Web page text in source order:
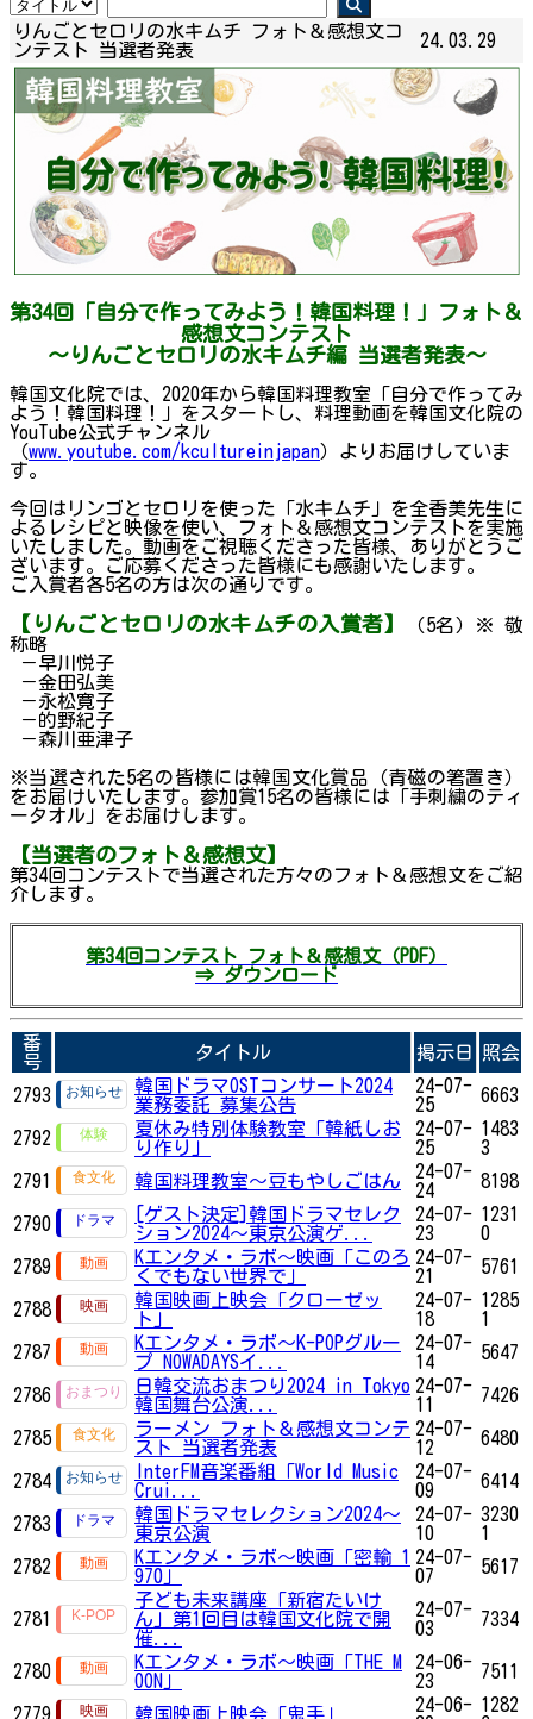
りんごとセロリの水キムチ フォト＆感想文コ
ンテスト 当選者発表
24.03.29
第34回「自分で作ってみよう！韓国料理！」フォト＆
感想文コンテスト
～りんごとセロリの水キムチ編 当選者発表～
韓国文化院では、2020年から韓国料理教室「自分で作ってみ
よう！韓国料理！」をスタートし、料理動画を韓国文化院の
YouTube公式チャンネル
（www.youtube.com/kcultureinjapan）よりお届けしていま
す。
今回はリンゴとセロリを使った「水キムチ」を全香美先生に
よるレシピと映像を使い、フォト＆感想文コンテストを実施
いたしました。動画をご視聴くださった皆様、ありがとうご
ざいます。ご応募くださった皆様にも感謝いたします。
ご入賞者各5名の方は次の通りです。
【りんごとセロリの水キムチの入賞者】
（5名）※ 敬
称略
－早川悦子
－金田弘美
－永松寛子
－的野紀子
－森川亜津子
※当選された5名の皆様には韓国文化賞品（青磁の箸置き）
をお届けいたします。参加賞15名の皆様には「手刺繍のティ
ータオル」をお届けします。
【当選者のフォト＆感想文】
第34回コンテストで当選された方々のフォト＆感想文をご紹
介します。
第34回コンテスト フォト＆感想文（PDF）
⇒ ダウンロード
番
号
タイトル 掲示日 照会
2793
韓国ドラマOSTコンサート2024
業務委託 募集公告
24-07-
25
6663
2792
夏休み特別体験教室「韓紙しお
り作り」
24-07-
25
1483
3
2791
韓国料理教室～豆もやしごはん
24-07-
24
8198
2790
[ゲスト決定]韓国ドラマセレク
ション2024～東京公演ゲ...
24-07-
23
1231
0
2789
Kエンタメ・ラボ～映画「このろ
くでもない世界で」
24-07-
21
5761
2788
韓国映画上映会「クローゼッ
ト」
24-07-
18
1285
1
2787
Kエンタメ・ラボ～K-POPグルー
プ NOWADAYSイ...
24-07-
14
5647
2786
日韓交流おまつり2024 in Tokyo
韓国舞台公演...
24-07-
11
7426
2785
ラーメン フォト＆感想文コンテ
スト 当選者発表
24-07-
12
6480
2784
InterFM音楽番組「World Music
Crui...
24-07-
09
6414
2783
韓国ドラマセレクション2024～
東京公演
24-07-
10
3230
1
2782
Kエンタメ・ラボ～映画「密輸 1
970」
24-07-
07
5617
2781
子ども未来講座「新宿たいけ
ん」第1回目は韓国文化院で開
催...
24-07-
03
7334
2780
Kエンタメ・ラボ～映画「THE M
OON」
24-06-
23
7511
2779 韓国映画上映会「鬼手」
24-06- 1282